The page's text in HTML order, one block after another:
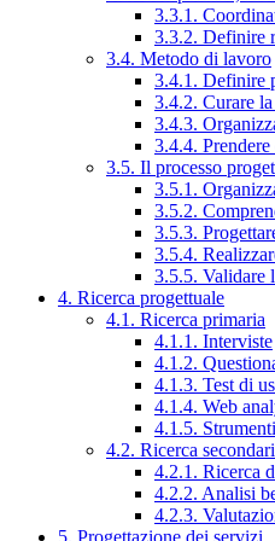
3.3.1.
3.3.2. Definire
3.4. Metodo di lavoro
3.4.1. Definire
3.4.2. Curare
3.4.3.
3.4.4.
3.5. Il processo
3.5.1.
3.5.2.
3.5.3.
3.5.4.
3.5.5. Validare
4. Ricerca progettuale
4.1. Ricerca primaria
4.1.1. Interviste
4.1.2.
4.1.3. Test di
4.1.4. Web
4.1.5.
4.2. Ricerca
4.2.1. Ricerca
4.2.2. Analisi
4.2.3.
5. Progettazione dei servizi